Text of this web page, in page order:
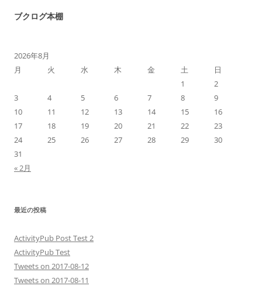
ブクログ本棚
2026年8月
月
火 水 木 金 土
日
1
2
3
4 5 6 7 8
9
10
11 12 13 14 15
16
17
18 19 20 21 22
23
24
25 26 27 28 29
30
31
« 2月
最近の投稿
ActivityPub Post Test 2
ActivityPub Test
Tweets on 2017-08-12
Tweets on 2017-08-11